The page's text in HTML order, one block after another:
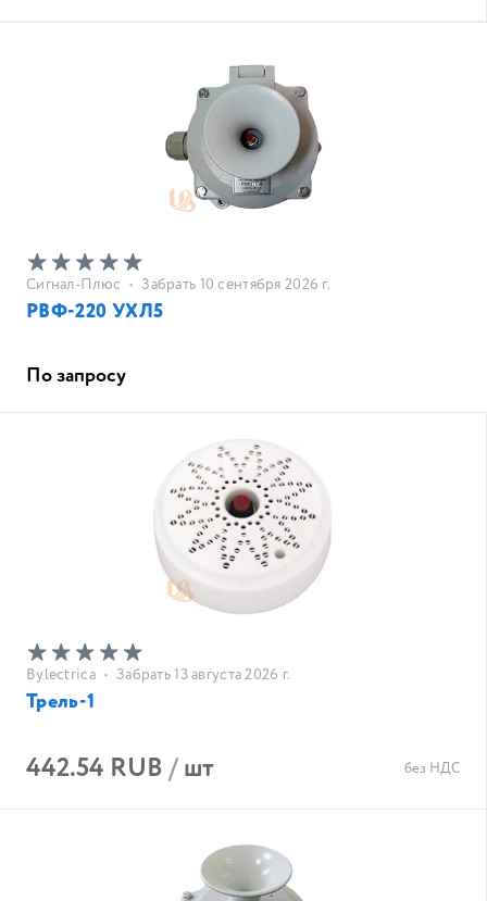
Сигнал-Плюс • Забрать 10 сентября 2026 г.
РВФ-220 УХЛ5
По запросу
Bylectrica • Забрать 13 августа 2026 г.
Трель-1
442.54 RUB/шт без НДС